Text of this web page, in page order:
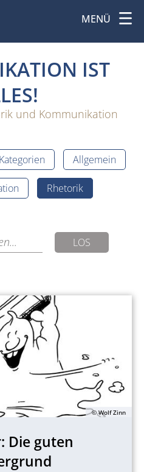
MENÜ
IST
und Kommunikation
Allgemein
Rhetorik
LOS
© Wolf Zinn
Die guten